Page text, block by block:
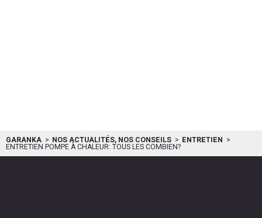
GARANKA NOS ACTUALITÉS, NOS CONSEILS ENTRETIEN
ENTRETIEN POMPE À CHALEUR: TOUS LES COMBIEN?